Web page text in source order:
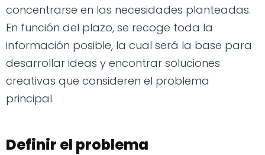
concentrarse en las necesidades planteadas.
En función del plazo, se recoge toda la
información posible, la cual será la base para
desarrollar ideas y encontrar soluciones
creativas que consideren el problema
principal.
Definir el problema